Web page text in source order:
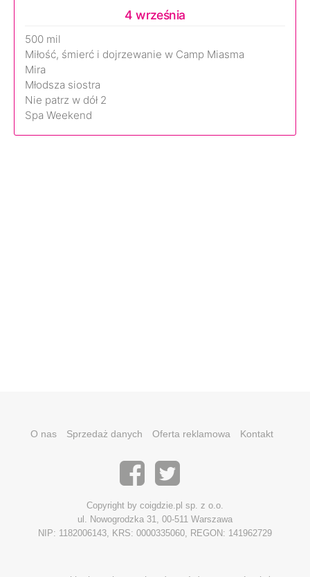
4 września
500 mil
Miłość, śmierć i dojrzewanie w Camp Miasma
Mira
Młodsza siostra
Nie patrz w dół 2
Spa Weekend
O nas Sprzedaż danych Oferta reklamowa Kontakt
Copyright by coigdzie.pl sp. z o.o.
ul. Nowogrodzka 31, 00-511 Warszawa
NIP: 1182006143, KRS: 0000335060, REGON: 141962729